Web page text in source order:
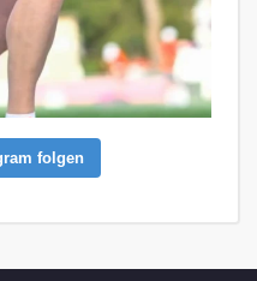
folgen